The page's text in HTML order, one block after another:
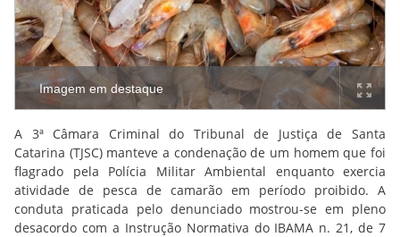
Imagem em destaque
A 3ª Câmara Criminal do Tribunal de Justiça de Santa
Catarina (TJSC) manteve a condenação de um homem que foi
flagrado pela Polícia Militar Ambiental enquanto exercia
atividade de pesca de camarão em período proibido. A
conduta praticada pelo denunciado mostrou-se em pleno
desacordo com a Instrução Normativa do IBAMA n. 21, de 7